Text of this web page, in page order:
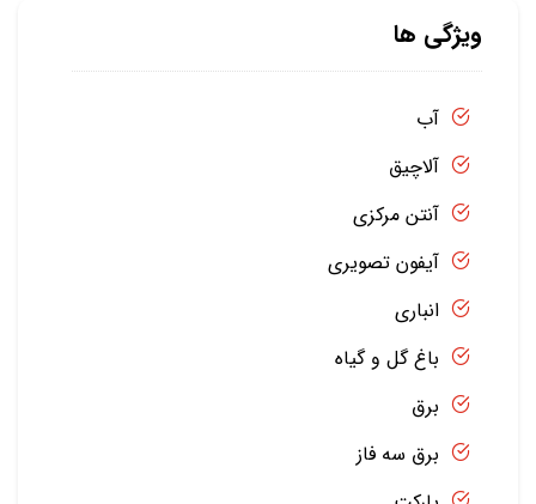
ویژگی ها
آب
آلاچیق
آنتن مرکزی
آیفون تصویری
انباری
باغ گل و گیاه
برق
برق سه فاز